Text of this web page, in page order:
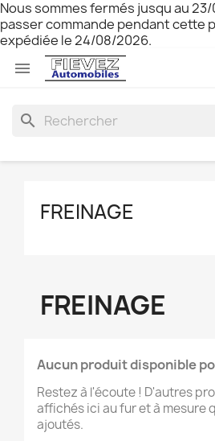
Nous sommes fermés jusqu au
passer commande pendant cette
expédiée le 24/08/2026.

search
FREINAGE
FREINAGE
Aucun produit disponible
Restez à l'écoute ! D'autres
affichés ici au fur et à mesure
ajoutés.